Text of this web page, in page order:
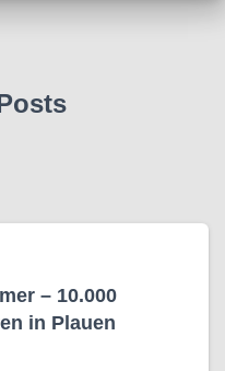
– 10.000
in Plauen